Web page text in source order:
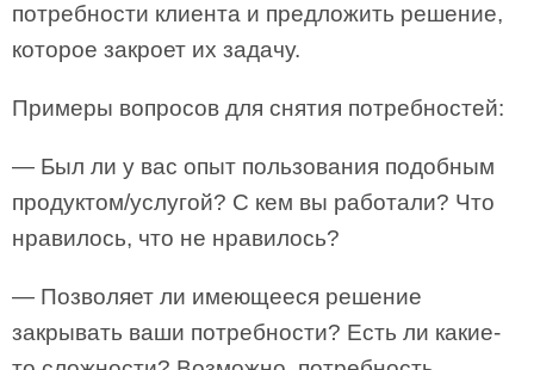
потребности клиента и предложить решение,
которое закроет их задачу.
Примеры вопросов для снятия потребностей:
— Был ли у вас опыт пользования подобным
продуктом/услугой? С кем вы работали? Что
нравилось, что не нравилось?
— Позволяет ли имеющееся решение
закрывать ваши потребности? Есть ли какие-